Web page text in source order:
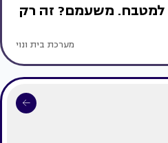
למטבח. משעמם? זה רק
מערכת בית ונוי